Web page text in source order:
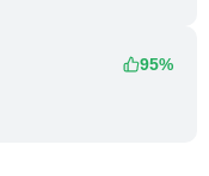
95%